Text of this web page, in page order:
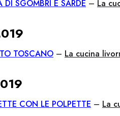
DI SGOMBRI E SARDE – La
TOSCANO – La cucina
CON LE POLPETTE – La